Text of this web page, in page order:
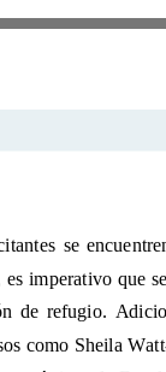
existen otros casos como Sheila Watt